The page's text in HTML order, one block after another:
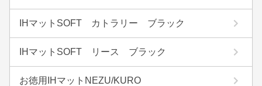
IHマットSOFT カトラリー ブラック
IHマットSOFT リース ブラック
お徳用IHマットNEZU/KURO